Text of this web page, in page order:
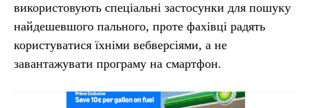
використовують спеціальні застосунки для пошуку
найдешевшого пального, проте фахівці радять
користуватися їхніми вебверсіями, а не
завантажувати програму на смартфон.